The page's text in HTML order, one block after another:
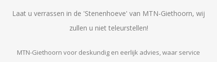
Laat u verrassen in de 'Stenenhoeve' van MTN-Giethoorn, wij
zullen u niet teleurstellen!
MTN-Giethoorn voor deskundig en eerlijk advies, waar service